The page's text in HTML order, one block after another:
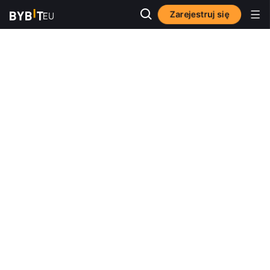
Zarejestruj się